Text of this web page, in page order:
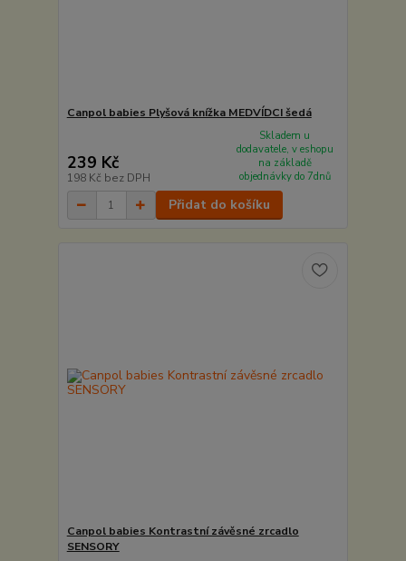
Canpol babies Plyšová knížka MEDVÍDCI šedá
239 Kč
198 Kč bez DPH
Skladem u
dodavatele, v eshopu
na základě
objednávky do 7dnů
Přidat do košíku
Canpol babies Kontrastní závěsné zrcadlo
SENSORY